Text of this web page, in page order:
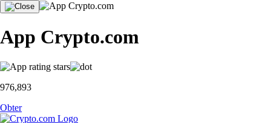
App Crypto.com
976,893
Obter